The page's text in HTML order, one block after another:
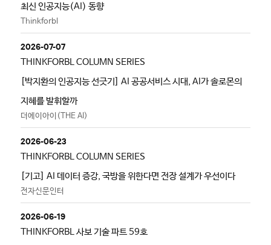
최신 인공지능(AI) 동향
Thinkforbl
2026-07-07
THINKFORBL COLUMN SERIES
[박지환의 인공지능 선긋기] AI 공공서비스 시대, AI가 솔로몬의
지혜를 발휘할까
더에이아이(THE AI)
2026-06-23
THINKFORBL COLUMN SERIES
[기고] AI 데이터 증강, 국방을 위한다면 전장 설계가 우선이다
전자신문인터
2026-06-19
THINKFORBL 사보 기술 파트 59호